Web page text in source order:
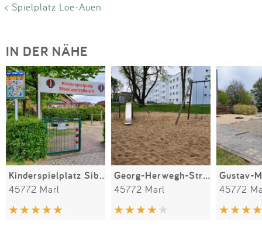
< Spielplatz Loe-Auen
IN DER NÄHE
Kinderspielplatz Sibeliusstraße
45772 Marl
Georg-Herwegh-Straße
45772 Marl 45772